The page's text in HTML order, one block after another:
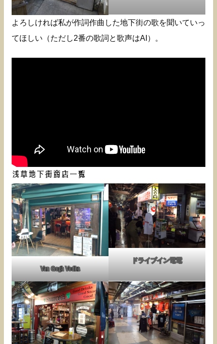
よろしければ私が作詞作曲した地下街の歌を聞いていっ
てほしい（ただし2番の歌詞と歌声はAI）。
浅草地下街商店一覧
Van Gogh Vodka
ドライブイン電電